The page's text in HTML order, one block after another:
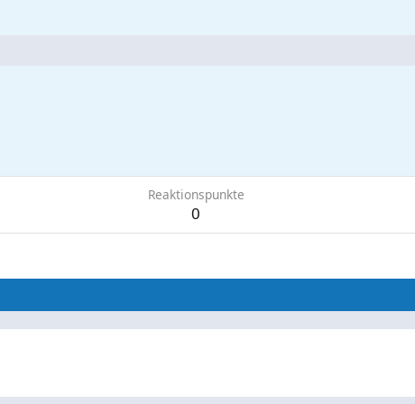
Reaktionspunkte
0